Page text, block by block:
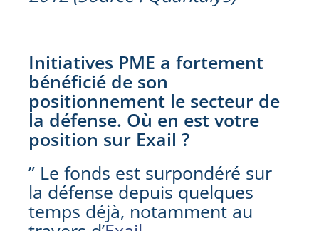
Initiatives PME a fortement
bénéficié de son
positionnement le secteur de
la défense. Où en est votre
position sur Exail ?
” Le fonds est surpondéré sur
la défense depuis quelques
temps déjà, notamment au